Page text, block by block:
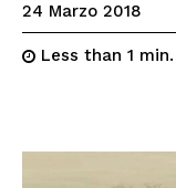
24 Marzo 2018
Less than 1 min.